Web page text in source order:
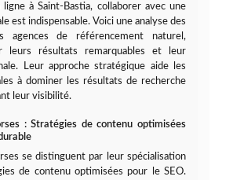
à Saint-Bastia, collaborer avec une
est indispensable. Voici une analyse des
agences de référencement naturel,
leurs résultats remarquables et leur
Leur approche stratégique aide les
à dominer les résultats de recherche
leur visibilité.
: Stratégies de contenu optimisées
se distinguent par leur spécialisation
de contenu optimisées pour le SEO.